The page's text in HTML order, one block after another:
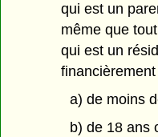
qui est un
même que
qui est un
a) de moins
b) de 18 ans